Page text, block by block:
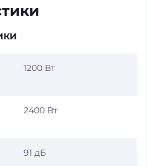
1200 Вт
2400 Вт
91 дБ